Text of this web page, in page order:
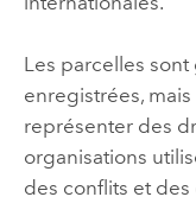
Les parcelles
enregistrées,
représenter des
organisations
des conflits et